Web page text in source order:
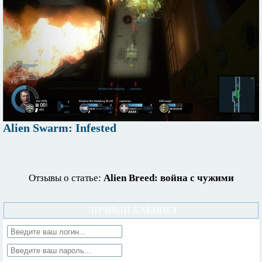
Alien Swarm: Infested
Отзывы о статье: Alien Breed: война с чужими